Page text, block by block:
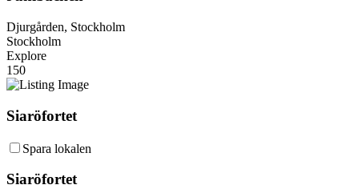
Djurgården, Stockholm
Stockholm
Explore
150
Siaröfortet
Spara lokalen
Siaröfortet